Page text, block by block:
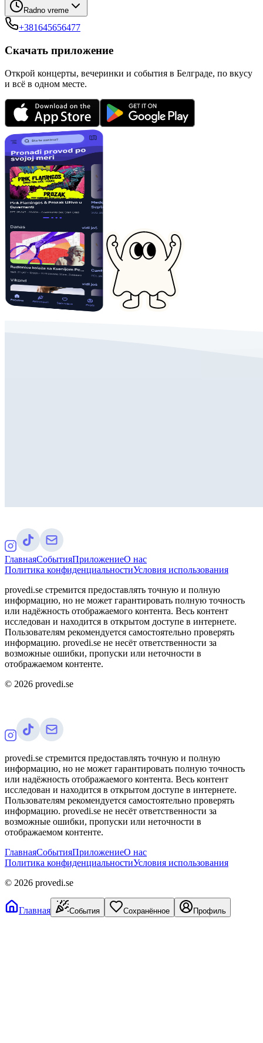
Radno vreme
+381645656477
Скачать приложение
Открой концерты, вечеринки и события в Белграде, по вкусу
и всё в одном месте.
ГлавнаяСобытияПриложениеО нас
Политика конфиденциальностиУсловия использования
provedi.se стремится предоставлять точную и полную
информацию, но не может гарантировать полную точность
или надёжность отображаемого контента. Весь контент
исследован и находится в открытом доступе в интернете.
Пользователям рекомендуется самостоятельно проверять
информацию. provedi.se не несёт ответственности за
возможные ошибки, пропуски или неточности в
отображаемом контенте.
© 2026 provedi.se
provedi.se стремится предоставлять точную и полную
информацию, но не может гарантировать полную точность
или надёжность отображаемого контента. Весь контент
исследован и находится в открытом доступе в интернете.
Пользователям рекомендуется самостоятельно проверять
информацию. provedi.se не несёт ответственности за
возможные ошибки, пропуски или неточности в
отображаемом контенте.
ГлавнаяСобытияПриложениеО нас
Политика конфиденциальностиУсловия использования
© 2026 provedi.se
Главная События Сохранённое Профиль